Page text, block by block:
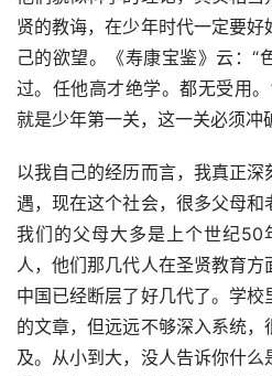
贤的教诲，在少年时代一定要
己的欲望。《寿康宝鉴》云：“
过。任他高才绝学。都无受用
就是少年第一关，这一关必须冲
以我自己的经历而言，我真正
遇，现在这个社会，很多父母和
我们的父母大多是上个世纪
人，他们那几代人在圣贤教育
中国已经断层了好几代了。学
的文章，但远远不够深入系统
及。从小到大，没人告诉你什